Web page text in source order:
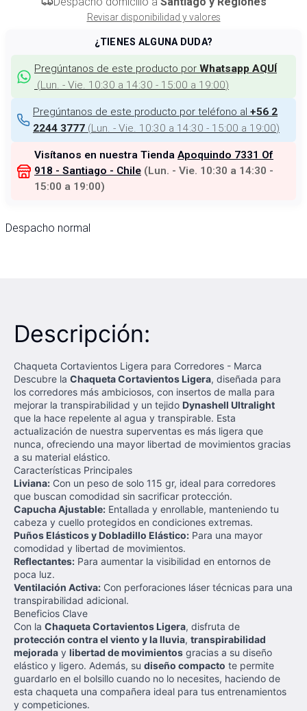
Revisar disponibilidad y valores
¿TIENES ALGUNA DUDA?
Pregúntanos de este producto por Whatsapp AQUÍ
(Lun. - Vie. 10:30 a 14:30 - 15:00 a 19:00)
Pregúntanos de este producto por teléfono al +56 2
2244 3777 (Lun. - Vie. 10:30 a 14:30 - 15:00 a 19:00)
Visítanos en nuestra Tienda Apoquindo 7331 Of
918 - Santiago - Chile (Lun. - Vie. 10:30 a 14:30 -
15:00 a 19:00)
Despacho normal
Descripción:
Chaqueta Cortavientos Ligera para Corredores - Marca
Descubre la Chaqueta Cortavientos Ligera, diseñada para
los corredores más ambiciosos, con insertos de malla para
mejorar la transpirabilidad y un tejido Dynashell Ultralight
que la hace repelente al agua y transpirable. Esta
actualización de nuestra superventas es más ligera que
nunca, ofreciendo una mayor libertad de movimientos gracias
a su material elástico.
Características Principales
Liviana: Con un peso de solo 115 gr, ideal para corredores
que buscan comodidad sin sacrificar protección.
Capucha Ajustable: Entallada y enrollable, manteniendo tu
cabeza y cuello protegidos en condiciones extremas.
Puños Elásticos y Dobladillo Elástico: Para una mayor
comodidad y libertad de movimientos.
Reflectantes: Para aumentar la visibilidad en entornos de
poca luz.
Ventilación Activa: Con perforaciones láser técnicas para una
transpirabilidad adicional.
Beneficios Clave
Con la Chaqueta Cortavientos Ligera, disfruta de
protección contra el viento y la lluvia, transpirabilidad
mejorada y libertad de movimientos gracias a su diseño
elástico y ligero. Además, su diseño compacto te permite
guardarlo en el bolsillo cuando no lo necesites, haciendo de
esta chaqueta una compañera ideal para tus entrenamientos
y competiciones.